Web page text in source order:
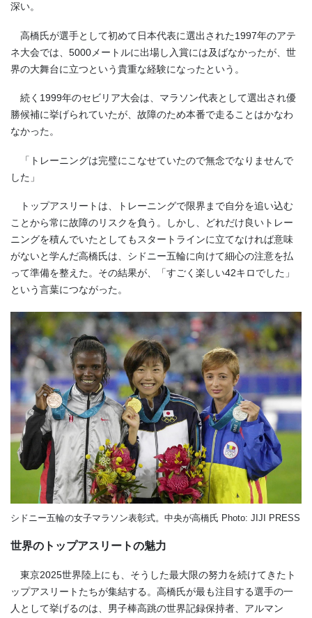
深い。
高橋氏が選手として初めて日本代表に選出された1997年のアテ
ネ大会では、5000メートルに出場し入賞には及ばなかったが、世
界の大舞台に立つという貴重な経験になったという。
続く1999年のセビリア大会は、マラソン代表として選出され優
勝候補に挙げられていたが、故障のため本番で走ることはかなわ
なかった。
「トレーニングは完璧にこなせていたので無念でなりませんで
した」
トップアスリートは、トレーニングで限界まで自分を追い込む
ことから常に故障のリスクを負う。しかし、どれだけ良いトレー
ニングを積んでいたとしてもスタートラインに立てなければ意味
がないと学んだ高橋氏は、シドニー五輪に向けて細心の注意を払
って準備を整えた。その結果が、「すごく楽しい42キロでした」
という言葉につながった。
シドニー五輪の女子マラソン表彰式。中央が高橋氏 Photo: JIJI PRESS
世界のトップアスリートの魅力
東京2025世界陸上にも、そうした最大限の努力を続けてきたト
ップアスリートたちが集結する。高橋氏が最も注目する選手の一
人として挙げるのは、男子棒高跳の世界記録保持者、アルマン